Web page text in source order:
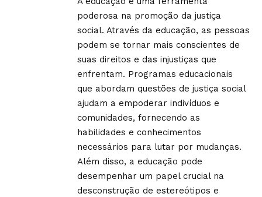
poderosa na promoção da justiça
social. Através da educação, as pessoas
podem se tornar mais conscientes de
suas direitos e das injustiças que
enfrentam. Programas educacionais
que abordam questões de justiça social
ajudam a empoderar indivíduos e
comunidades, fornecendo as
habilidades e conhecimentos
necessários para lutar por mudanças.
Além disso, a educação pode
desempenhar um papel crucial na
desconstrução de estereótipos e